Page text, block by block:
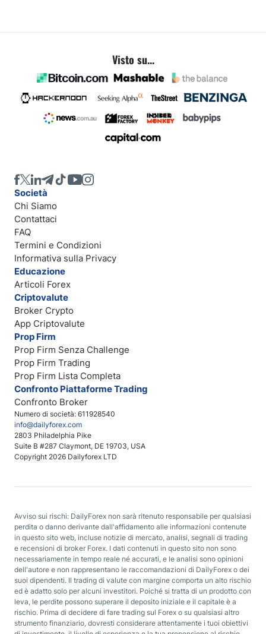
Visto su...
Numero di società: 611928540
info@dailyforex.com
2803 Philadelphia Pike
Suite B #287 Claymont, DE 19703, USA
Copyright 2026 Dailyforex LTD
Società
Chi Siamo
Contattaci
FAQ
Termini e Condizioni
Informativa sulla Privacy
Educazione
Articoli Forex
Criptovalute
Broker Crypto
App Criptovalute
Prop Firm
Prop Firm Senza Challenge
Prop Firm Trading
Prop Firm Lista Completa
Confronto Piattaforme Trading
Confronto Broker
Avviso sui rischi: DailyForex non sarà ritenuto responsabile per qualsiasi
perdita o danno derivante dall'affidamento alle informazioni contenute
in questo sito web, incluse notizie di mercato, analisi, segnali di trading
e recensioni di broker Forex. I dati contenuti in questo sito non sono
necessariamente in tempo reale né accurati, e le analisi sono opinioni
dell'autore e non rappresentano le raccomandazioni di DailyForex o dei
suoi dipendenti. Il trading di valute con margine comporta un alto rischio
ed è adatto solo per alcuni investitori. Poiché si tratta di un prodotto con
leva, le perdite possono superare il deposito iniziale e il capitale è a
rischio. Prima di decidere di fare trading sul Forex o su qualsiasi altro
strumento finanziario, dovresti considerare attentamente i tuoi obiettivi